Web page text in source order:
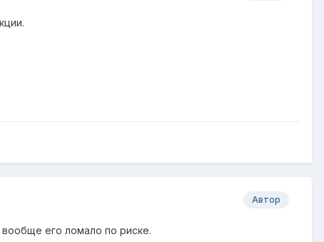
Автор
его ломало по риске.